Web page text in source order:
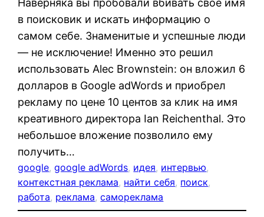
в поисковик и искать информацию о
самом себе. Знаменитые и успешные люди
— не исключение! Именно это решил
использовать Alec Brownstein: он вложил 6
долларов в Google adWords и приобрел
рекламу по цене 10 центов за клик на имя
креативного директора Ian Reichenthal. Это
небольшое вложение позволило ему
получить…
google, google adWords, идея, интервью
контекстная реклама, найти себя, поиск
работа, реклама, самореклама